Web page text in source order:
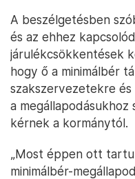
A beszélgetésben
és az ehhez
járulékcsökkentések
hogy ő a minimálbér
szakszervezetekre
a
kérnek a kormánytól.
„Most éppen ott
minimálbér-